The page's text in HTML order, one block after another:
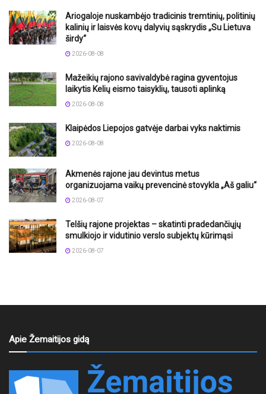
Ariogaloje nuskambėjo tradicinis tremtinių, politinių
kalinių ir laisvės kovų dalyvių sąskrydis „Su Lietuva
širdy“
2026-08-08
Mažeikių rajono savivaldybė ragina gyventojus
laikytis Kelių eismo taisyklių, tausoti aplinką
2026-08-08
Klaipėdos Liepojos gatvėje darbai vyks naktimis
2026-08-08
Akmenės rajone jau devintus metus
organizuojama vaikų prevencinė stovykla „Aš galiu“
2026-08-07
Telšių rajone projektas – skatinti pradedančiųjų
smulkiojo ir vidutinio verslo subjektų kūrimąsi
2026-08-07
Apie Žemaitijos gidą